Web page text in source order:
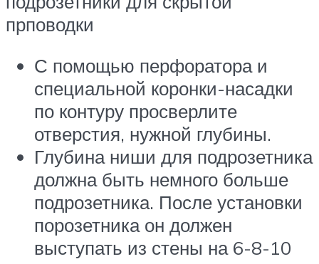
прповодки
С помощью перфоратора и
специальной коронки-насадки
по контуру просверлите
отверстия, нужной глубины.
Глубина ниши для подрозетника
должна быть немного больше
подрозетника. После установки
порозетника он должен
выступать из стены на 6-8-10